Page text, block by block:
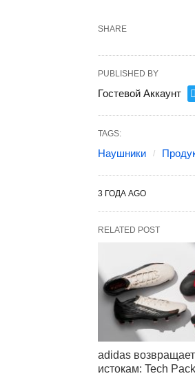
SHARE
PUBLISHED BY
Гостевой Аккаунт
TAGS:
Наушники
3 ГОДА AGO
RELATED POST
adidas
истокам: Tech